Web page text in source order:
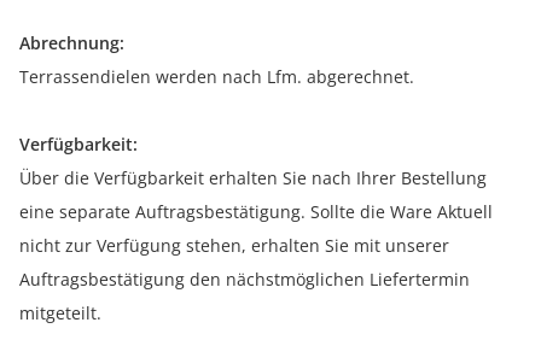
Abrechnung:
Terrassendielen werden nach Lfm. abgerechnet.
Verfügbarkeit:
Über die Verfügbarkeit erhalten Sie nach Ihrer Bestellung
eine separate Auftragsbestätigung. Sollte die Ware Aktuell
nicht zur Verfügung stehen, erhalten Sie mit unserer
Auftragsbestätigung den nächstmöglichen Liefertermin
mitgeteilt.